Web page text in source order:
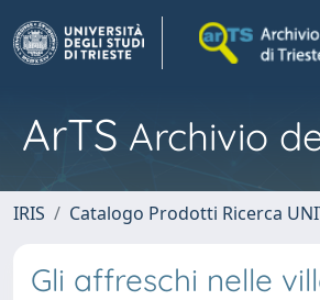
ArTS Archivio
IRIS Catalogo Prodotti Ricerca
Gli affreschi nelle